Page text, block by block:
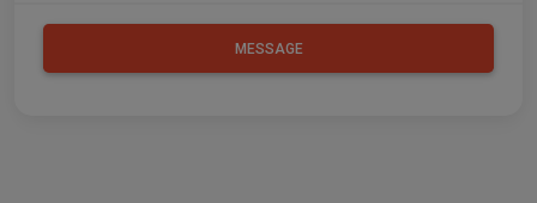
MESSAGE